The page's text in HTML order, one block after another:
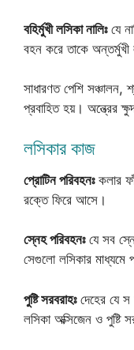
বহির্মুখী লসিকা নালিঃযে
বহন করে তাকে অন্তর্মুখী
সাধারণত পেশি সঞ্চালন,
প্রবাহিত হয়। অন্ত্রের
লসিকার কাজ
প্রোটিন পরিবহনঃকলার
রক্তে ফিরে আসে।
স্নেহ পরিবহনঃযে সব
সেগুলো লসিকার মাধ্যমে
পুষ্টি সরবরাহঃদেহের যে স
লসিকা অক্সিজেন ও পুষ্টি